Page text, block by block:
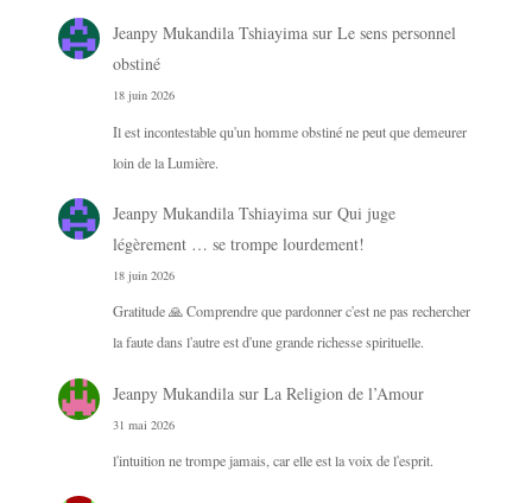
Jeanpy Mukandila Tshiayimasur Le sens personnel
obstiné
18 juin 2026
Il est incontestable qu'un homme obstiné ne peut que demeurer
loin de la Lumière.
Jeanpy Mukandila Tshiayimasur Qui juge
légèrement … se trompe lourdement!
18 juin 2026
Gratitude 🙏 Comprendre que pardonner c'est ne pas rechercher
la faute dans l'autre est d'une grande richesse spirituelle.
Jeanpy Mukandilasur La Religion de l’Amour
31 mai 2026
l'intuition ne trompe jamais, car elle est la voix de l'esprit.